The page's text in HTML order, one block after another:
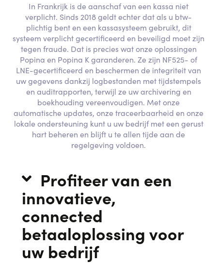
In Frankrijk is de aanschaf van een kassa niet
verplicht. Sinds 2018 geldt echter dat als u btw-
plichtig bent en een kassasysteem gebruikt, dit
systeem verplicht gecertificeerd en beveiligd moet zijn
tegen fraude. Dat is precies wat onze oplossingen
Popina en Popina K garanderen. Ze zijn NF525- of
LNE-gecertificeerd en beschermen de integriteit van
uw gegevens dankzij logbestanden met tijdstempels
en auditrapporten, terwijl ze uw archivering en
boekhouding vereenvoudigen. Met onze
automatische updates, onze traceerbaarheid en onze
lokale ondersteuning kunt u uw bedrijf met een gerust
hart beheren en blijft u te allen tijde aan de
regelgeving voldoen.
Profiteer van een
innovatieve,
connected
betaaloplossing voor
uw bedrijf